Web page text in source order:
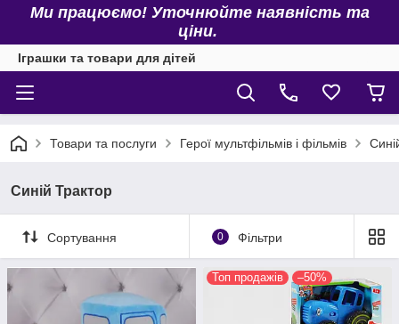
Ми працюємо! Уточнюйте наявність та
ціни.
Іграшки та товари для дітей
Товари та послуги Герої мультфільмів і фільмів
Синій Трактор
Сортування 0 Фільтри
Топ продажів –50%